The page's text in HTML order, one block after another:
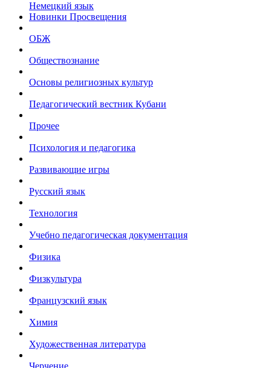
Немецкий язык
Новинки Просвещения
ОБЖ
Обществознание
Основы религиозных культур
Педагогический вестник Кубани
Прочее
Психология и педагогика
Развивающие игры
Русский язык
Технология
Учебно педагогическая документация
Физика
Физкультура
Французский язык
Химия
Художественная литература
Черчение